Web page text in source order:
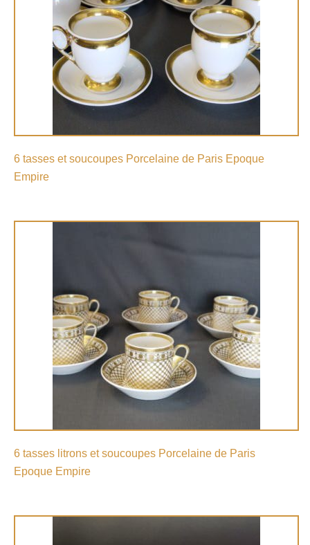
6 tasses et soucoupes Porcelaine de Paris Epoque
Empire
6 tasses litrons et soucoupes Porcelaine de Paris
Epoque Empire